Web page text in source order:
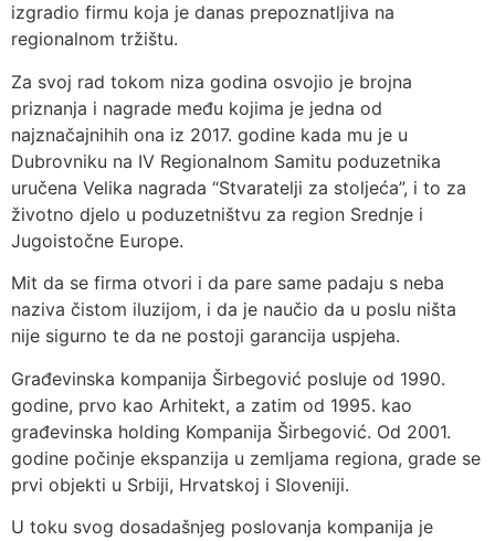
izgradio firmu koja je danas prepoznatljiva na
regionalnom tržištu.
Za svoj rad tokom niza godina osvojio je brojna
priznanja i nagrade među kojima je jedna od
najznačajnihih ona iz 2017. godine kada mu je u
Dubrovniku na IV Regionalnom Samitu poduzetnika
uručena Velika nagrada “Stvaratelji za stoljeća”, i to za
životno djelo u poduzetništvu za region Srednje i
Jugoistočne Europe.
Mit da se firma otvori i da pare same padaju s neba
naziva čistom iluzijom, i da je naučio da u poslu ništa
nije sigurno te da ne postoji garancija uspjeha.
Građevinska kompanija Širbegović posluje od 1990.
godine, prvo kao Arhitekt, a zatim od 1995. kao
građevinska holding Kompanija Širbegović. Od 2001.
godine počinje ekspanzija u zemljama regiona, grade se
prvi objekti u Srbiji, Hrvatskoj i Sloveniji.
U toku svog dosadašnjeg poslovanja kompanija je